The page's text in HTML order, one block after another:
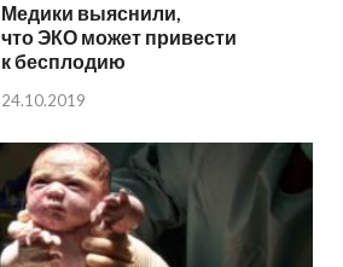
Медики выяснили,
что ЭКО может привести
к бесплодию
24.10.2019